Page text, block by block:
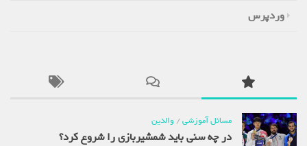
وردپرس
مسائل آموزشی/والدین
در چه سنی باید شمشیربازی را شروع کرد؟